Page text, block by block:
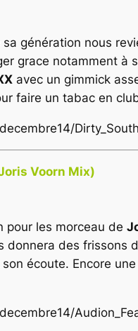
génération nous
grace notamment
avec un gimmick
faire un tabac en
Voorn Mix)
pour les morceau de
des
écoute. Encore